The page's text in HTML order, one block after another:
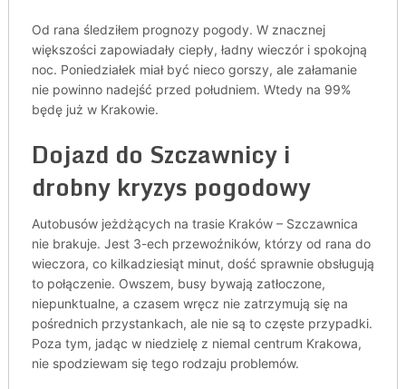
Od rana śledziłem prognozy pogody. W znacznej
większości zapowiadały ciepły, ładny wieczór i spokojną
noc. Poniedziałek miał być nieco gorszy, ale załamanie
nie powinno nadejść przed południem. Wtedy na 99%
będę już w Krakowie.
Dojazd do Szczawnicy i
drobny kryzys pogodowy
Autobusów jeżdżących na trasie Kraków – Szczawnica
nie brakuje. Jest 3-ech przewoźników, którzy od rana do
wieczora, co kilkadziesiąt minut, dość sprawnie obsługują
to połączenie. Owszem, busy bywają zatłoczone,
niepunktualne, a czasem wręcz nie zatrzymują się na
pośrednich przystankach, ale nie są to częste przypadki.
Poza tym, jadąc w niedzielę z niemal centrum Krakowa,
nie spodziewam się tego rodzaju problemów.